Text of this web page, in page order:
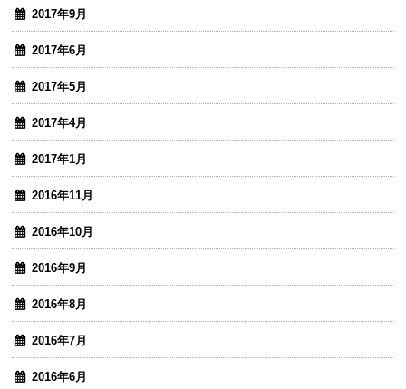
2017年9月
2017年6月
2017年5月
2017年4月
2017年1月
2016年11月
2016年10月
2016年9月
2016年8月
2016年7月
2016年6月